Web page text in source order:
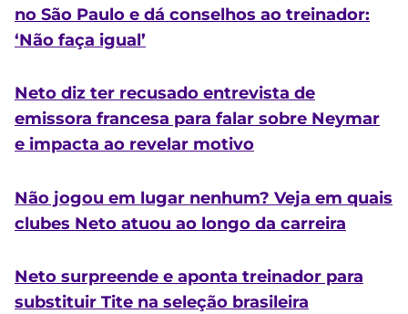
no São Paulo e dá conselhos ao treinador:
‘Não faça igual’
Neto diz ter recusado entrevista de
emissora francesa para falar sobre Neymar
e impacta ao revelar motivo
Não jogou em lugar nenhum? Veja em quais
clubes Neto atuou ao longo da carreira
Neto surpreende e aponta treinador para
substituir Tite na seleção brasileira